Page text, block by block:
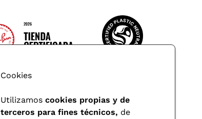
Cookies
Utilizamos cookies propias y de
terceros para fines técnicos, de